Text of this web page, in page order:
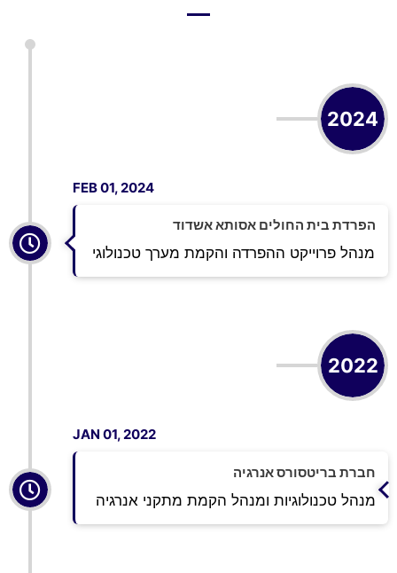
2024
FEB 01, 2024
הפרדת בית החולים אסותא אשדוד
מנהל פרוייקט ההפרדה והקמת מערך טכנולוגי
2022
JAN 01, 2022
חברת בריטסורס אנרגיה
מנהל טכנולוגיות ומנהל הקמת מתקני אנרגיה